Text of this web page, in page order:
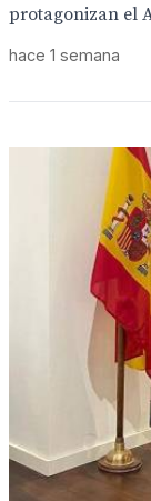
protagonizan el
hace 1 semana